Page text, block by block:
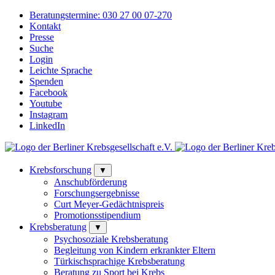
Beratungstermine: 030 27 00 07-270
Kontakt
Presse
Suche
Login
Leichte Sprache
Spenden
Facebook
Youtube
Instagram
LinkedIn
Krebsforschung ▼
Anschubförderung
Forschungsergebnisse
Curt Meyer-Gedächtnispreis
Promotionsstipendium
Krebsberatung
▼
Psychosoziale Krebsberatung
Begleitung von Kindern erkrankter Eltern
Türkischsprachige Krebsberatung
Beratung zu Sport bei Krebs